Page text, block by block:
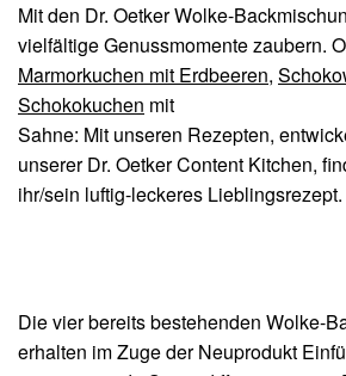
Mit den Dr. Oetker Wolke-
vielfältige Genussmomente zaubern.
Marmorkuchen mit Erdbeeren,
Schokokuchen mit
Sahne: Mit unseren Rezepten,
unserer Dr. Oetker Content Kitchen,
ihr/sein luftig-leckeres Lieblingsrezept.
Die vier bereits bestehenden Wolke-
erhalten im Zuge der Neuprodukt